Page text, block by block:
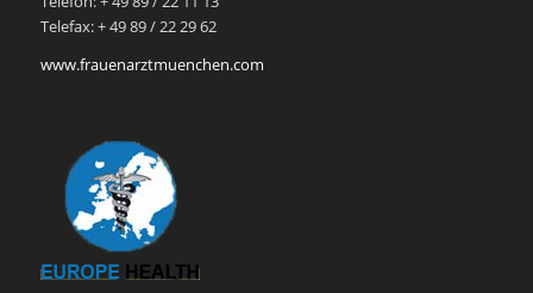
Telefax: + 49 89 / 22 29 62
www.frauenarztmuenchen.com